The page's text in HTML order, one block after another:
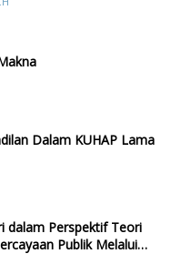
Dalam KUHAP Lama
dalam Perspektif Teori
Publik Melalui
Bencana di